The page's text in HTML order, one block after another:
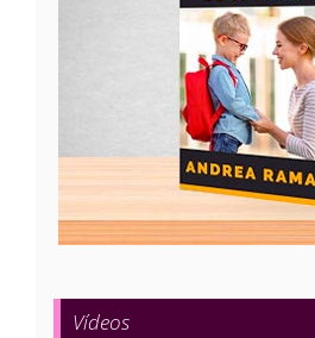
Vídeos